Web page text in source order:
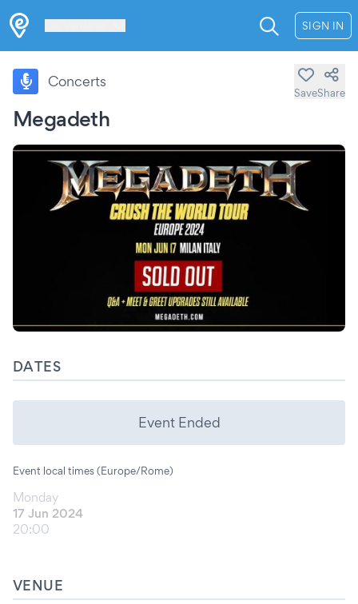
SIGN IN
Megadeth
Concerts
SaveShare
DATES
Event Ended
Event local times (Europe/Rome)
Monday
17 Jun 2024
20:00
VENUE